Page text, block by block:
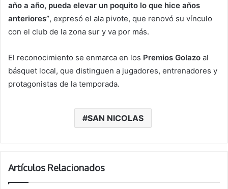
año a año, pueda elevar un poquito lo que hice años
anteriores”, expresó el ala pivote, que renovó su vínculo
con el club de la zona sur y va por más.
El reconocimiento se enmarca en los Premios Golazo al
básquet local, que distinguen a jugadores, entrenadores y
protagonistas de la temporada.
SAN NICOLAS
Artículos Relacionados